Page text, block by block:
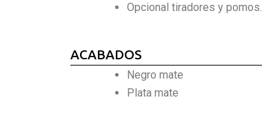
Opcional tiradores y pomos.
ACABADOS
Negro mate
Plata mate